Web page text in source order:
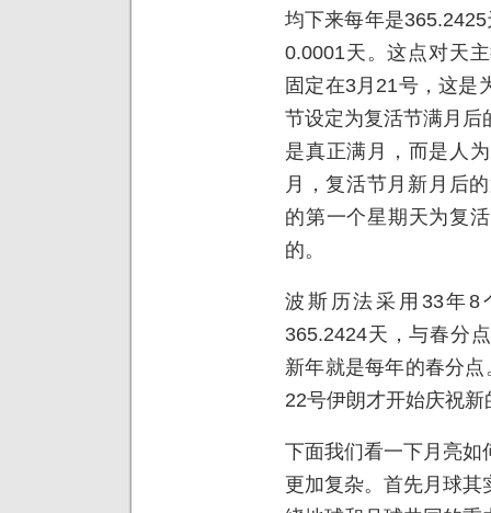
均下来每年是
0.0001天。这点对天
固定在3月21号，这是
节设定为复活节满月后
是真正满月，而是人
月，复活节月新月后
的第一个星期天为复
的。
波斯历法采用33年8
365.2424天，与春分
新年就是每年的春分
22号伊朗才开始庆祝
下面我们看一下月亮如
更加复杂。首先月球